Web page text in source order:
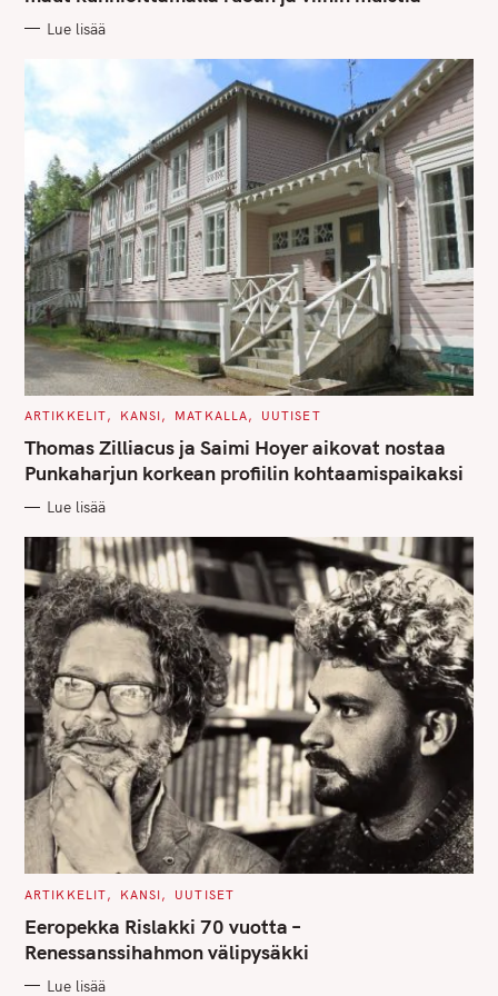
I
Lue lisää
C
T
E
G
O
I
S
ARTIKKELIT KANSI MATKALLA UUTISET
Thomas Zilliacus ja Saimi Hoyer aikovat nostaa
Punkaharjun korkean profiilin kohtaamispaikaksi
Lue lisää
C
T
E
G
O
I
ARTIKKELIT KANSI UUTISET
Eeropekka Rislakki 70 vuotta –
Renessanssihahmon välipysäkki
Lue lisää
h
: